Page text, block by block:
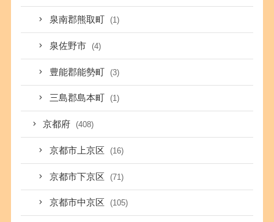
泉南郡熊取町 (1)
泉佐野市 (4)
豊能郡能勢町 (3)
三島郡島本町 (1)
京都府 (408)
京都市上京区 (16)
京都市下京区 (71)
京都市中京区 (105)